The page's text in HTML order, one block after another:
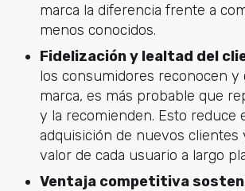
marca la diferencia frente a
menos conocidos.
Fidelización y lealtad del
los consumidores reconocen y
marca, es más probable que
y la recomienden. Esto reduce
adquisición de nuevos clientes
valor de cada usuario a largo
Ventaja competitiva